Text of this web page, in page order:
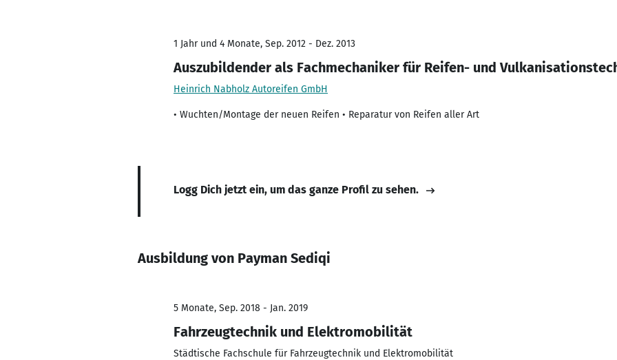
1 Jahr und 4 Monate, Sep. 2012 - Dez. 2013
Auszubildender als Fachmechaniker für Reifen- und
Heinrich Nabholz Autoreifen GmbH
• Wuchten/Montage der neuen Reifen • Reparatur von Reifen aller Art
Logg Dich jetzt ein, um das ganze Profil zu sehen.
Ausbildung von Payman Sediqi
5 Monate, Sep. 2018 - Jan. 2019
Fahrzeugtechnik und Elektromobilität
Städtische Fachschule für Fahrzeugtechnik und Elektromobilität